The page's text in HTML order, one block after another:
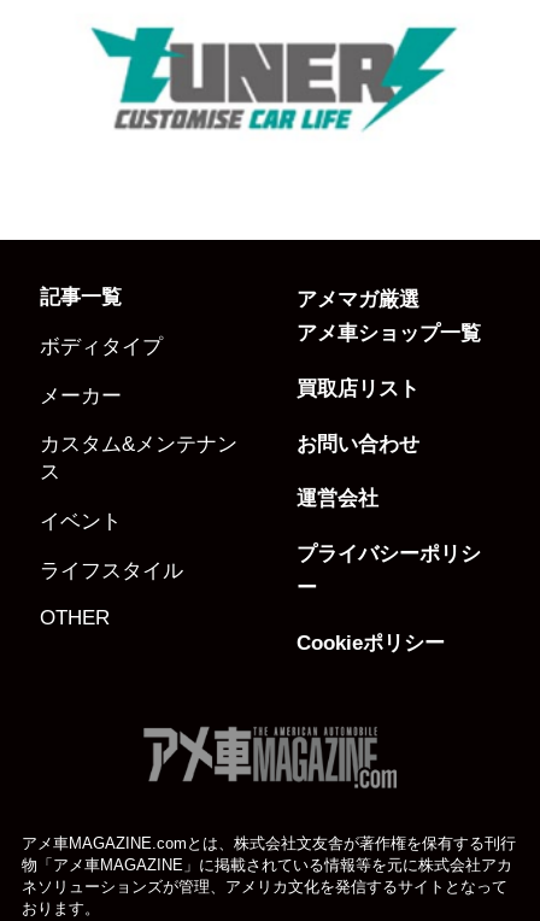
記事一覧
ボディタイプ
メーカー
カスタム&メンテナン
ス
イベント
ライフスタイル
OTHER
アメマガ厳選
アメ車ショップ一覧
買取店リスト
お問い合わせ
運営会社
プライバシーポリシ
ー
Cookieポリシー
アメ車MAGAZINE.comとは、株式会社文友舎が著作権を保有する刊行
物「アメ車MAGAZINE」に掲載されている情報等を元に株式会社アカ
ネソリューションズが管理、アメリカ文化を発信するサイトとなって
おります。